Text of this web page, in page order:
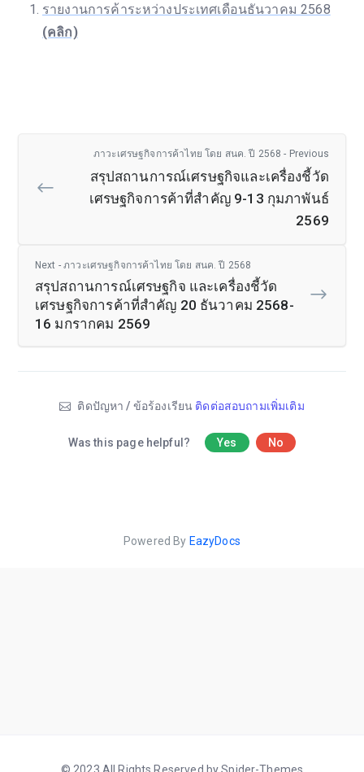
รายงานการค้าระหว่างประเทศเดือนธันวาคม 2568
(คลิก)
ภาวะเศรษฐกิจการค้าไทย โดย สนค. ปี 2568 - Previous
สรุปสถานการณ์เศรษฐกิจและเครื่องชี้วัด
เศรษฐกิจการค้าที่สำคัญ 9-13 กุมภาพันธ์
2569
Next - ภาวะเศรษฐกิจการค้าไทย โดย สนค. ปี 2568
สรุปสถานการณ์เศรษฐกิจ และเครื่องชี้วัด
เศรษฐกิจการค้าที่สำคัญ 20 ธันวาคม 2568-
16 มกรากคม 2569
ติดปัญหา / ข้อร้องเรียน ติดต่อสอบถามเพิ่มเติม
Was this page helpful? Yes No
Powered By EazyDocs